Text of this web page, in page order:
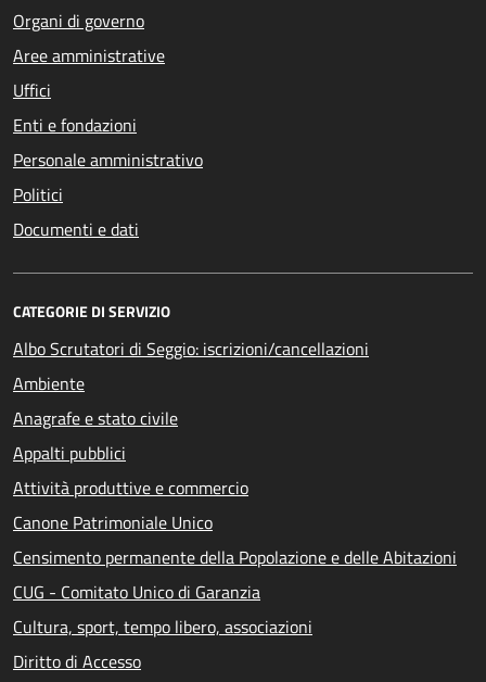
Organi di governo
Aree amministrative
Uffici
Enti e fondazioni
Personale amministrativo
Politici
Documenti e dati
CATEGORIE DI SERVIZIO
Albo Scrutatori di Seggio: iscrizioni/cancellazioni
Ambiente
Anagrafe e stato civile
Appalti pubblici
Attività produttive e commercio
Canone Patrimoniale Unico
Censimento permanente della Popolazione e delle Abitazioni
CUG - Comitato Unico di Garanzia
Cultura, sport, tempo libero, associazioni
Diritto di Accesso